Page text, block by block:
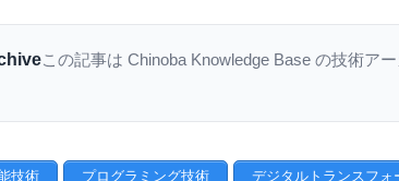
この記事は Chinoba Knowledge Base の技術アー
技術 プログラミング技術 デジタルトランスフォ